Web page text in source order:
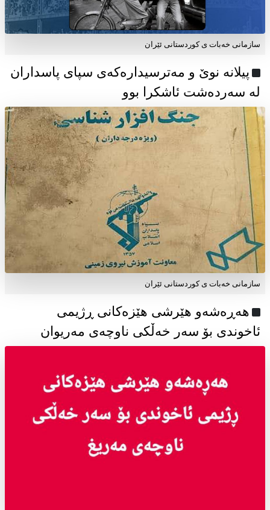
سازمانی خەبات ی كوردستانی ئێران
پیلانە نوێ و مەترسیدارەکەی سپای پاسداران
لە سەردەشت ئاشکرا بوو
سازمانی خەبات ی كوردستانی ئێران
هەڕەشەو هێرشی هێزەکانی ڕژیمی
ئاخوندی بۆ سەر خەڵکی ناوچەی مەریوان